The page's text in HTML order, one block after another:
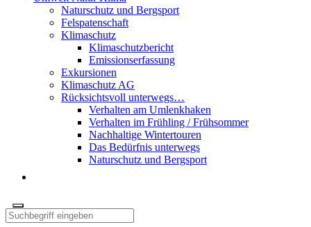
Naturschutz und Bergsport
Felspatenschaft
Klimaschutz
Klimaschutzbericht
Emissionserfassung
Exkursionen
Klimaschutz AG
Rücksichtsvoll unterwegs…
Verhalten am Umlenkhaken
Verhalten im Frühling / Frühsommer
Nachhaltige Wintertouren
Das Bedürfnis unterwegs
Naturschutz und Bergsport